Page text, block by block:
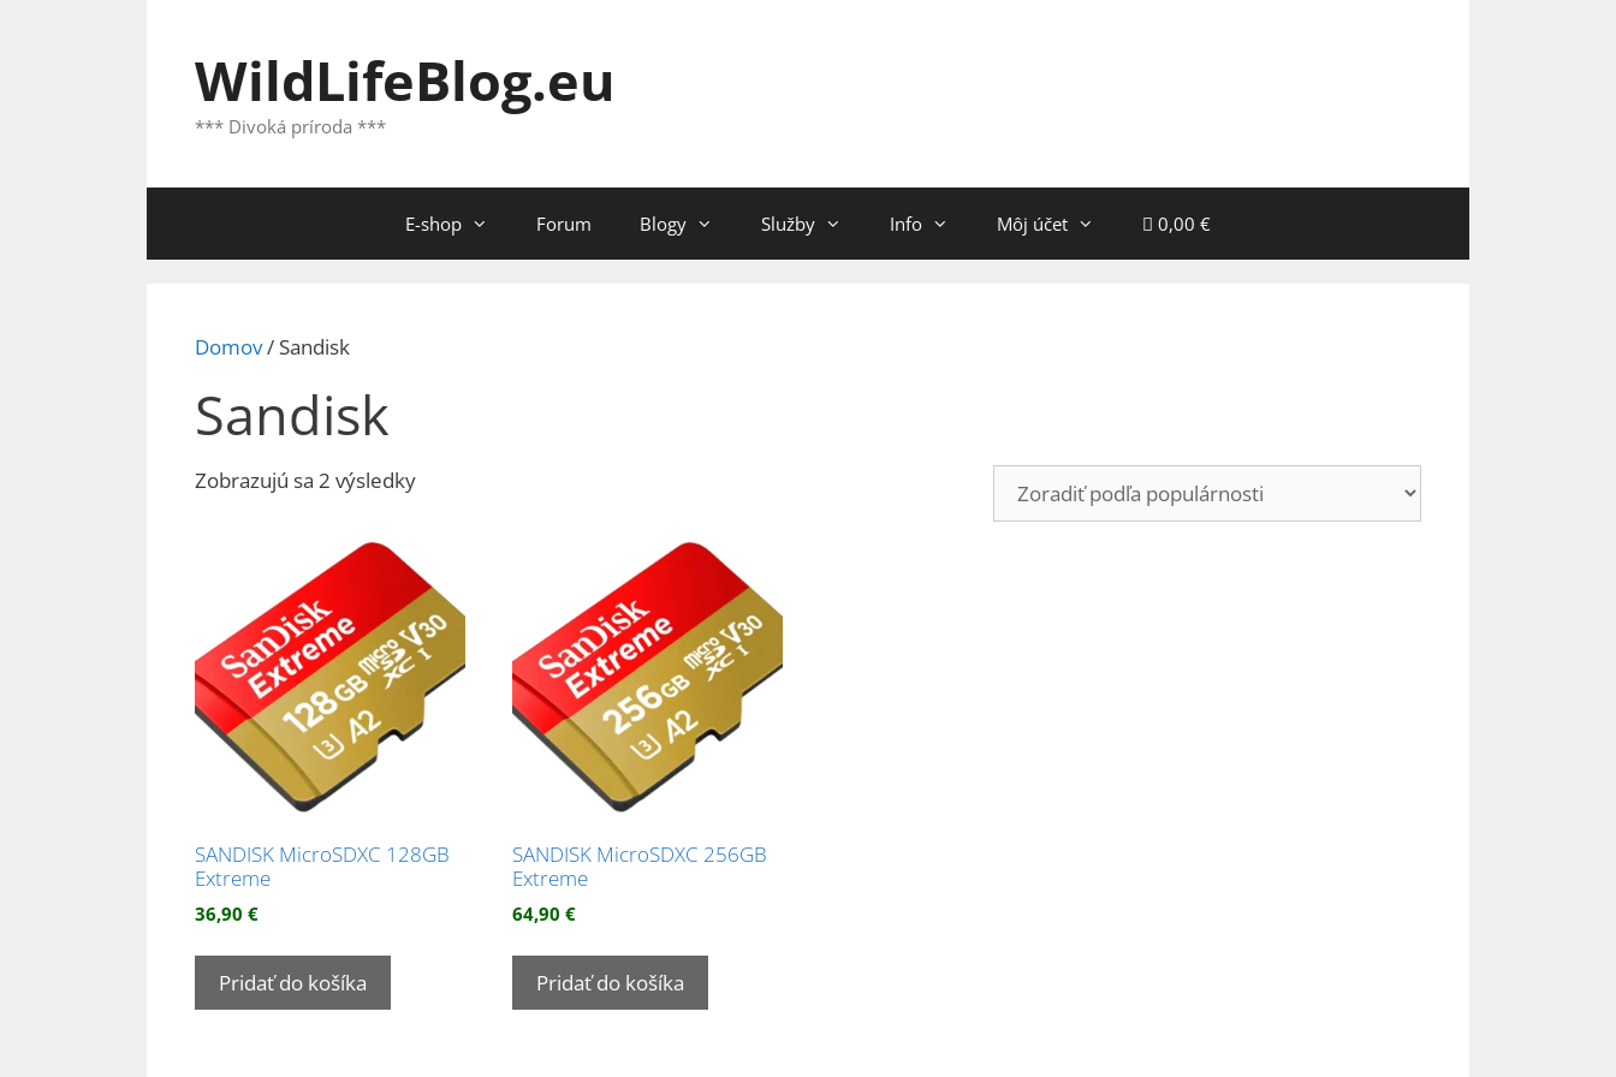
WildLifeBlog.eu
*** Divoká príroda ***
E-shop Forum Blogy Služby Info Môj účet 0,00 €
Domov/ Sandisk
Sandisk
Zobrazujú sa 2 výsledkyZoradené
SANDISK MicroSDXC 128GB
Extreme
36,90 €
Pridať do košíka
SANDISK MicroSDXC 256GB
Extreme
64,90 €
Pridať do košíka